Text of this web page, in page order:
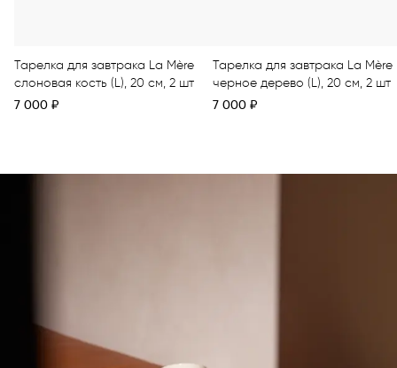
Тарелка для завтрака La Mère
слоновая кость (L), 20 см, 2 шт
7 000 ₽
Тарелка для завтрака La Mère
черное дерево (L), 20 см, 2 шт
7 000 ₽